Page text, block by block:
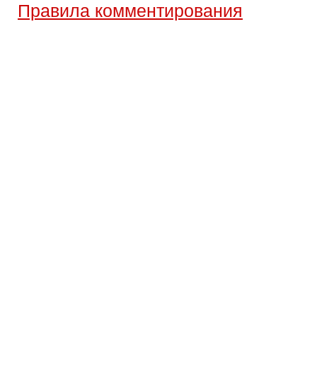
Правила комментирования